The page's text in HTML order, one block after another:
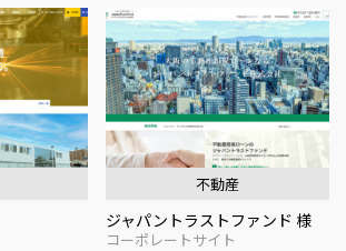
不動産
ジャパントラストファンド 様
コーポレートサイト